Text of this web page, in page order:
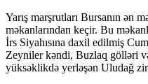
Yarış marşrutları Bursanın ən
məkanlarından keçir. Bu
İrs Siyahısına daxil edilmiş
Zeyniler kəndi, Buzlaq gölləri
yüksəklikdə yerləşən Uludağ